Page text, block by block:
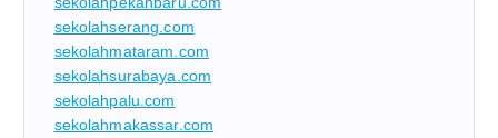
sekolahserang.com
sekolahmataram.com
sekolahsurabaya.com
sekolahpalu.com
sekolahmakassar.com